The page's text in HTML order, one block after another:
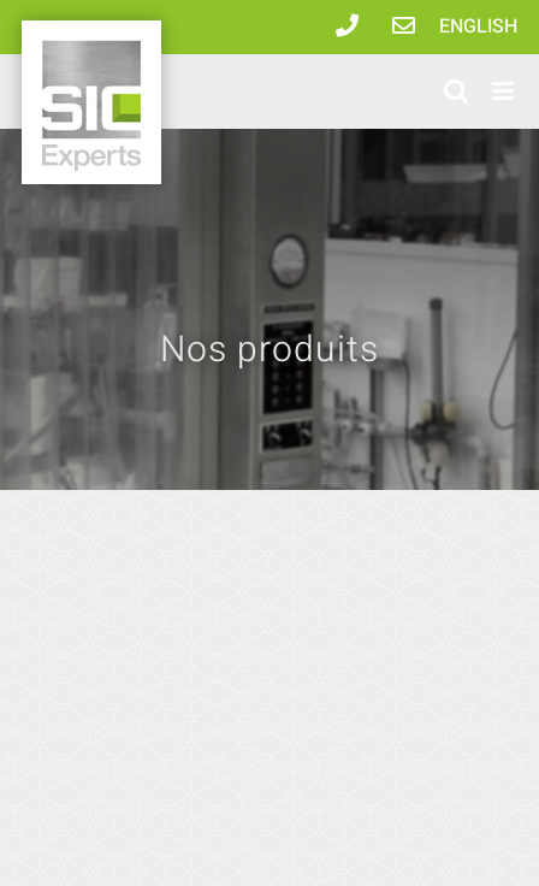
Passer
au
contenu
ENGLISH
Nos produits